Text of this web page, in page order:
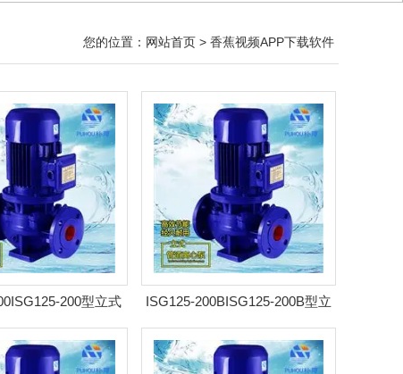
您的位置： 网站首页 > 香蕉视频APP下载软件
200型立式
耐腐管道泵
ISG125-200BISG125-200B型立
式离心泵 耐腐管道泵